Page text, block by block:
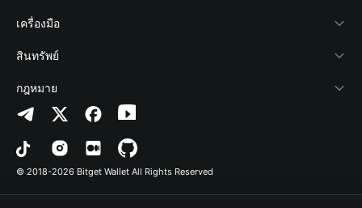
ข่าวสารด้านคริปโต
ศูนย์ช่วยเหลือ
ติดต่อเรา
ทรัพยากรข้อมูลของแบรนด์
อาชีพ
Payfi Crypto
Crypto Swap API
Altcoin Season Index
Prediction Markets
DApp
เชื่อมต่อ Wallet
Bitget Wallet Pay
ลิสต์โปรเจกต์
Protection Fund
เทคโนโลยีความปลอดภัย
เครื่องมือ
ซื้อคริปโต
การตรวจจับการอนุญาต
การตรวจจับสัญญา
การโอนเป็นชุด
สินทรัพย์
Arbitrum
Avalanche
Bitcoin
กฎหมาย
นโยบายความเป็นส่วนตัว
ข้อตกลงในการใช้บริการ
© 2018-2026 Bitget Wallet All Rights Reserved